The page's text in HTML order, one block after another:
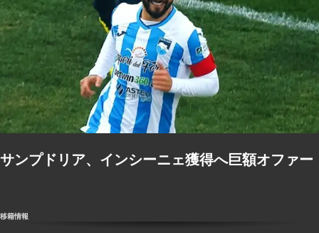
サンプドリア、インシーニェ獲得へ巨額オファー
移籍情報